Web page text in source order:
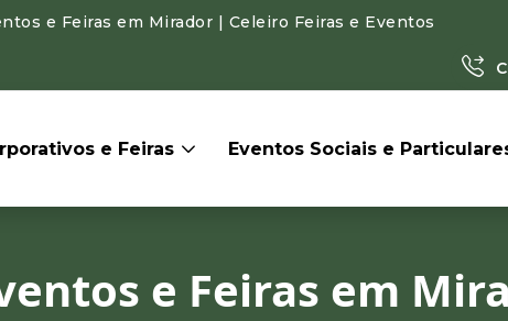
e Feiras em Mirador | Celeiro Feiras e Eventos
e Feiras Eventos Sociais e
e Feiras em